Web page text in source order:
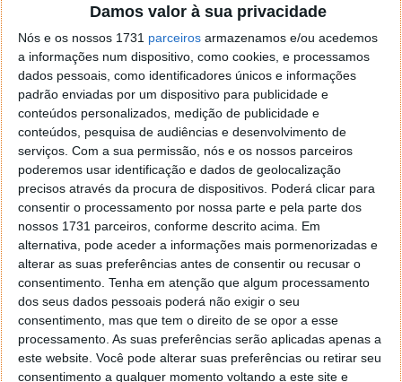
Damos valor à sua privacidade
Nós e os nossos 1731 parceiros armazenamos e/ou acedemos
a informações num dispositivo, como cookies, e processamos
dados pessoais, como identificadores únicos e informações
padrão enviadas por um dispositivo para publicidade e
conteúdos personalizados, medição de publicidade e
conteúdos, pesquisa de audiências e desenvolvimento de
serviços. Com a sua permissão, nós e os nossos parceiros
poderemos usar identificação e dados de geolocalização
precisos através da procura de dispositivos. Poderá clicar para
consentir o processamento por nossa parte e pela parte dos
nossos 1731 parceiros, conforme descrito acima. Em
alternativa, pode aceder a informações mais pormenorizadas e
alterar as suas preferências antes de consentir ou recusar o
consentimento. Tenha em atenção que algum processamento
dos seus dados pessoais poderá não exigir o seu
consentimento, mas que tem o direito de se opor a esse
processamento. As suas preferências serão aplicadas apenas a
este website. Você pode alterar suas preferências ou retirar seu
consentimento a qualquer momento voltando a este site e
o firefox como browser predefenido
Ja percorri o painel
tentei apagar o explorer na tentativa de forçar o uso do
firefox mas em vao. Kaso te lembres de outra dica fico
agradecido, caso contrario obrigado a mesma
Responder
Vítor M.
7 de Novembro de 2005 às 01:39
@Reporter
Desculpa mas o link funciona. Seja como for segue por mail
o MSn Messenger 8.
Responder
Vítor M.
@Rui
Tens de encontrar o que te falei. Faz da seguinte maneira,
janela iniciar e no topo dessa janela com o botão direito do
rato faz propriedades. Depois no separador Menu ‘Iniciar’
clica no botão ‘Personalizar’ aí encontrarás no separador